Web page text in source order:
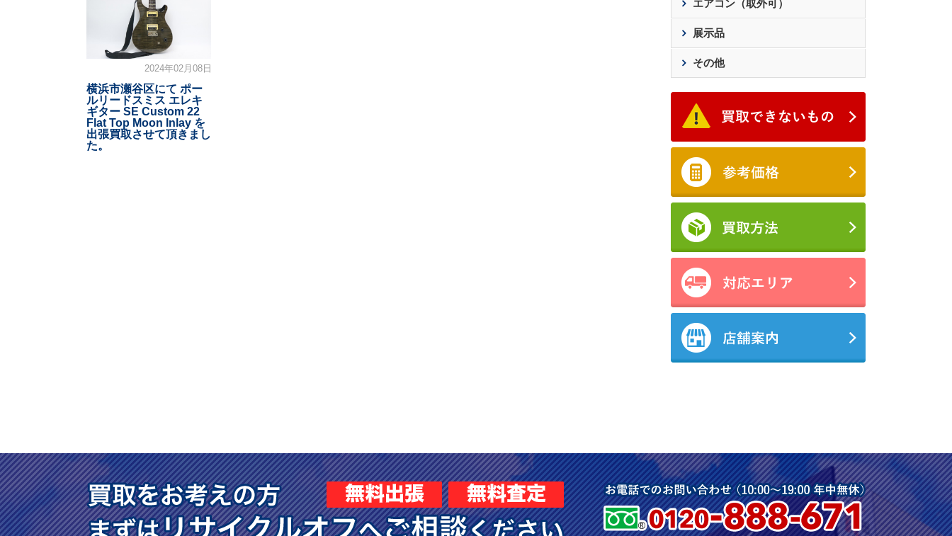
2024年02月08日
横浜市瀬谷区にて ポー
ルリードスミス エレキ
ギター SE Custom 22
Flat Top Moon Inlay を
出張買取させて頂きまし
た。
エアコン（取外可）
展示品
その他